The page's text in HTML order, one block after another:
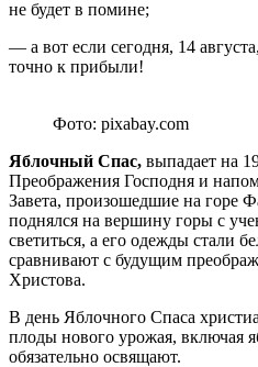
не будет в помине;
— а вот если сегодня, 14
точно к прибыли!
Фото: pixabay.com
Яблочный Спас, выпадает на
Преображения Господня и
Завета, произошедшие на горе
поднялся на вершину горы с
светиться, а его одежды стали
сравнивают с будущим
Христова.
В день Яблочного Спаса
плоды нового урожая, включая
обязательно освящают.